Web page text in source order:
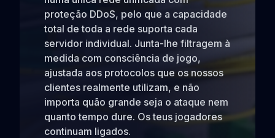
proteção DDoS, pelo que a capacidade
total de toda a rede suporta cada
servidor individual. Junta-lhe filtragem à
medida com consciência de jogo,
ajustada aos protocolos que os nossos
clientes realmente utilizam, e não
importa quão grande seja o ataque nem
quanto tempo dure. Os teus jogadores
continuam ligados.